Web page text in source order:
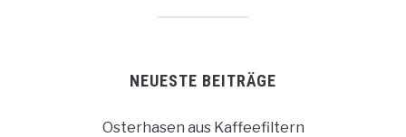
NEUESTE BEITRÄGE
Osterhasen aus Kaffeefiltern